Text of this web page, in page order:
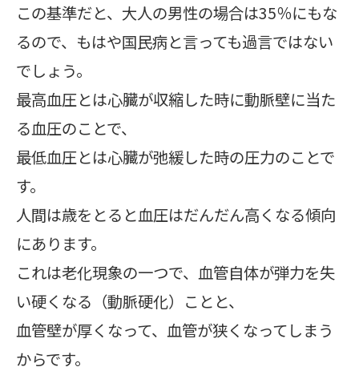
この基準だと、大人の男性の場合は35％にもな
るので、もはや国民病と言っても過言ではない
でしょう。
最高血圧とは心臓が収縮した時に動脈壁に当た
る血圧のことで、
最低血圧とは心臓が弛緩した時の圧力のことで
す。
人間は歳をとると血圧はだんだん高くなる傾向
にあります。
これは老化現象の一つで、血管自体が弾力を失
い硬くなる（動脈硬化）ことと、
血管壁が厚くなって、血管が狭くなってしまう
からです。